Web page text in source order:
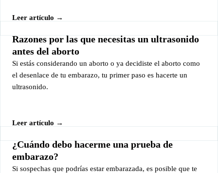
Leer artículo →
Razones por las que necesitas un ultrasonido
antes del aborto
Si estás considerando un aborto o ya decidiste el aborto como
el desenlace de tu embarazo, tu primer paso es hacerte un
ultrasonido.
Leer artículo →
¿Cuándo debo hacerme una prueba de
embarazo?
Si sospechas que podrías estar embarazada, es posible que te